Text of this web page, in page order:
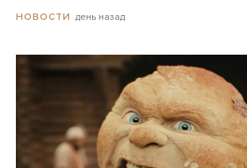
НОВОСТИ день назад